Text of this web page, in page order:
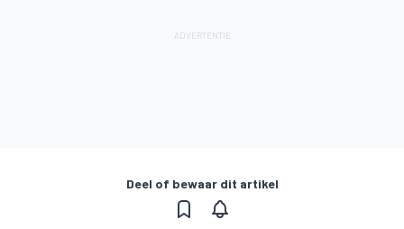
Deel of bewaar dit artikel